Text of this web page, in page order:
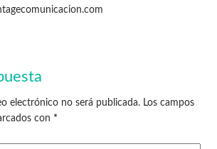
electrónico no será publicada. Los campos
con *